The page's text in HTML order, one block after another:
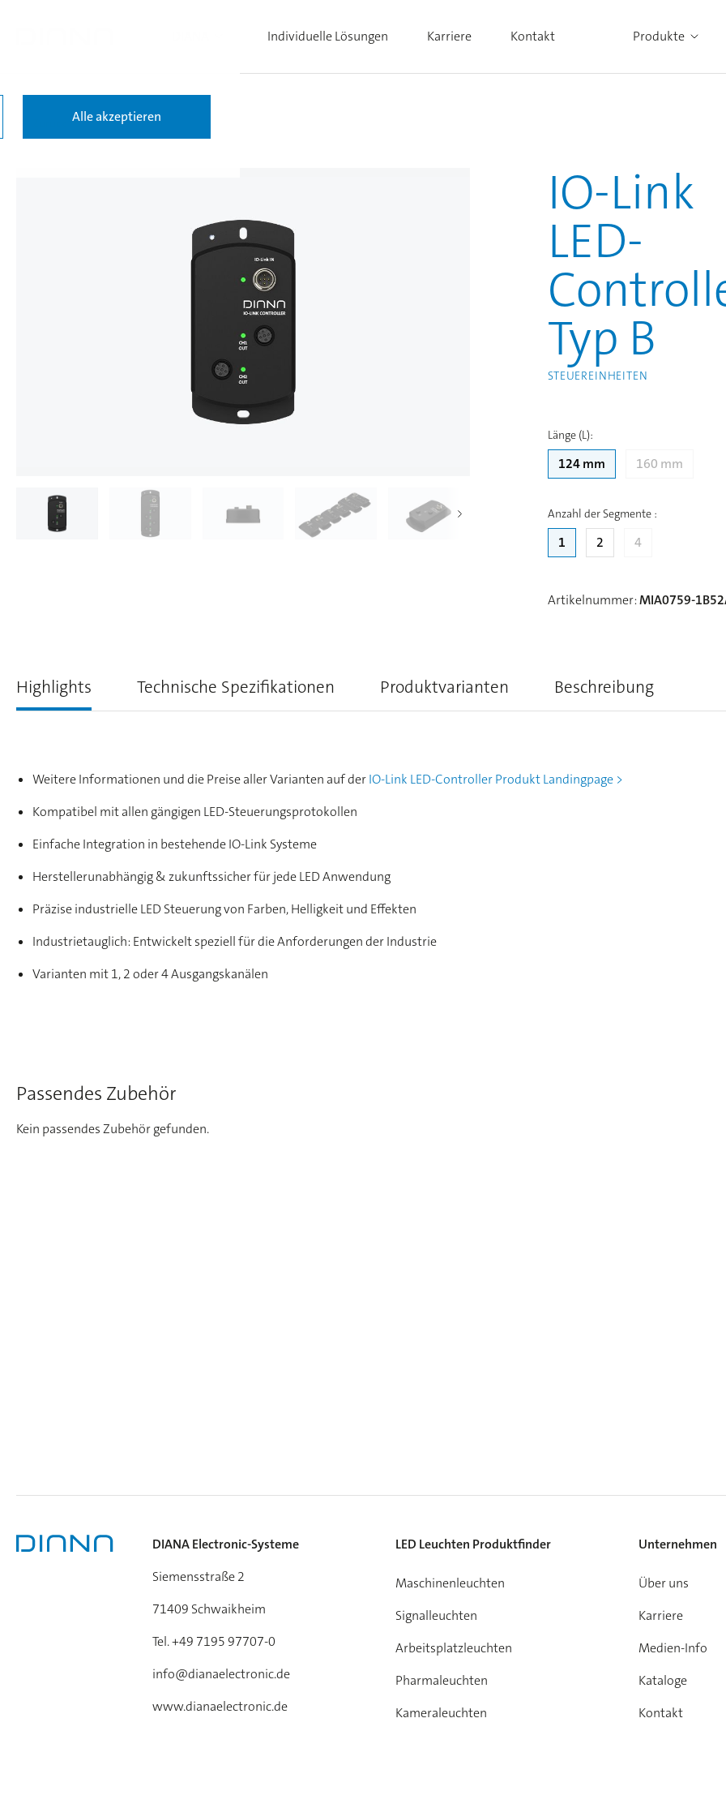
Individuelle Lösungen Karriere Kontakt Produkte
Zurück zu den Ergebnissen
IO-Link
LED-
Typ B
STEUEREINHEITEN
Länge (L):
124 mm 160 mm
Anzahl der Segmente :
1 2 4
Artikelnummer:MIA0759-
Highlights Technische Spezifikationen Produktvarianten Beschreibung
Weitere Informationen und die Preise aller Varianten auf derIO-Link LED-Controller Produkt Landingpage >
Kompatibel mit allen gängigen LED-Steuerungsprotokollen
Einfache Integration in bestehende IO-Link Systeme
Herstellerunabhängig & zukunftssicher für jede LED Anwendung
Präzise industrielle LED Steuerung von Farben, Helligkeit und Effekten
Industrietauglich: Entwickelt speziell für die Anforderungen der Industrie
Varianten mit 1, 2 oder 4 Ausgangskanälen
Passendes Zubehör
Kein passendes Zubehör gefunden.
DIANA Electronic-Systeme
Siemensstraße 2
71409 Schwaikheim
Tel. +49 7195 97707-0
info@dianaelectronic.de
www.dianaelectronic.de
LED Leuchten Produktfinder
Maschinenleuchten
Signalleuchten
Arbeitsplatzleuchten
Pharmaleuchten
Kameraleuchten
Unternehmen
Über uns
Karriere
Medien-Info
Kataloge
Kontakt
Alle akzeptieren